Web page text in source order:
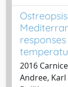
2016
Andree,